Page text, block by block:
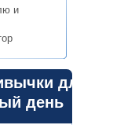
и
для
день